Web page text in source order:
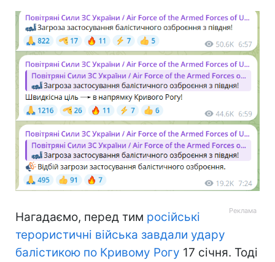
Нагадаємо, перед тим російські
терористичні війська завдали удару
балістикою по Кривому Рогу 17 січня. Тоді